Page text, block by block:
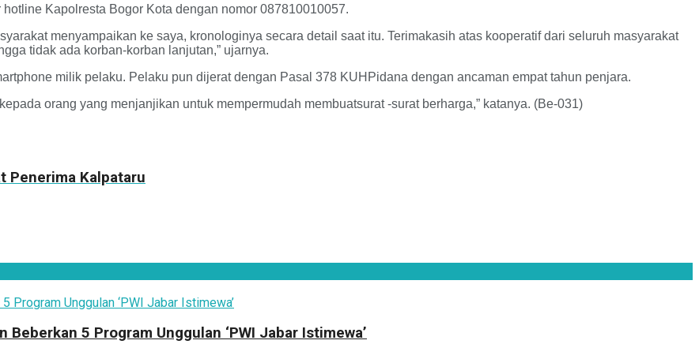
Kapolresta Bogor Kota dengan nomor 087810010057.
menyampaikan ke saya, kronologinya secara detail saat itu. Terimakasih atas kooperatif dari seluruh masyarakat
tidak ada korban-korban lanjutan,” ujarnya.
milik pelaku. Pelaku pun dijerat dengan Pasal 378 KUHPidana dengan ancaman empat tahun penjara.
orang yang menjanjikan untuk mempermudah membuatsurat -surat berharga,” katanya. (Be-031)
Penerima Kalpataru
5 Program Unggulan ‘PWI Jabar Istimewa’